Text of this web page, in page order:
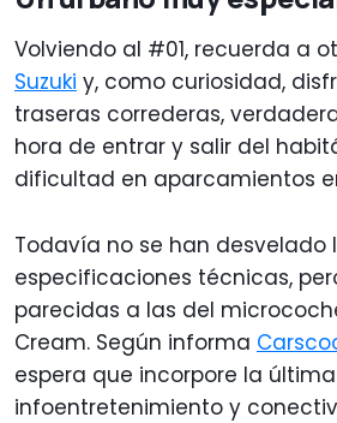
Volviendo al #01, recuerda a
Suzuki y, como curiosidad,
traseras correderas,
hora de entrar y salir del
dificultad en aparcamientos
Todavía no se han desvelado
especificaciones técnicas,
parecidas a las del
Cream. Según informa
espera que incorpore la
infoentretenimiento y